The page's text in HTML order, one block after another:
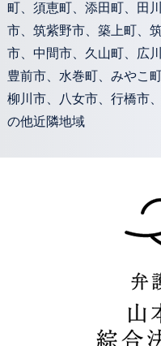
町、須恵町、添田町、田
市、筑紫野市、築上町、
市、中間市、久山町、広
豊前市、水巻町、みやこ
柳川市、八女市、行橋市
の他近隣地域